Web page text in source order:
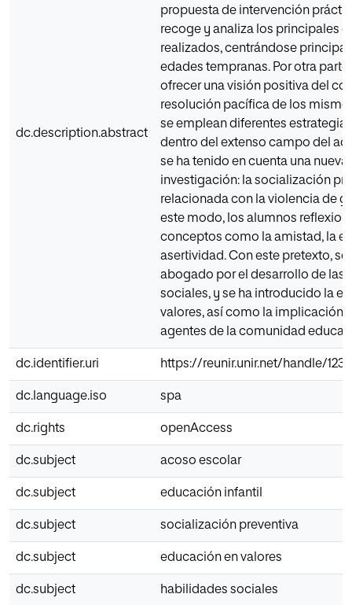
dc.description.abstract
propuesta de intervención
recoge y analiza los principales
realizados, centrándose
edades tempranas. Por otra
ofrecer una visión positiva del
resolución pacífica de los
se emplean diferentes
dentro del extenso campo del
se ha tenido en cuenta una nueva
investigación: la socialización
relacionada con la violencia de
este modo, los alumnos
conceptos como la amistad, la
asertividad. Con este pretexto, se
abogado por el desarrollo de las
sociales, y se ha introducido la
valores, así como la implicación
agentes de la comunidad
dc.identifier.uri https://reunir.unir.net/handle/
dc.language.iso spa
dc.rights openAccess
dc.subject acoso escolar
dc.subject educación infantil
dc.subject socialización preventiva
dc.subject educación en valores
dc.subject habilidades sociales